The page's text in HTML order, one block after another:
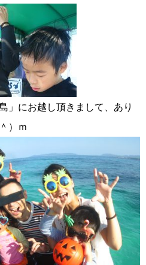
」にお越し頂きまして、あり
）ｍ